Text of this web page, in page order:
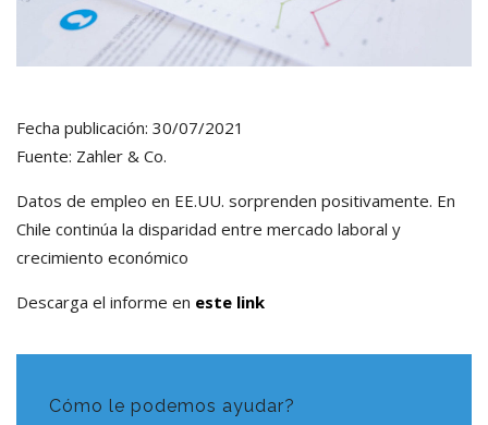
Fecha publicación: 30/07/2021
Fuente: Zahler & Co.
Datos de empleo en EE.UU. sorprenden positivamente. En
Chile continúa la disparidad entre mercado laboral y
crecimiento económico
Descarga el informe en este link
Cómo le podemos ayudar?